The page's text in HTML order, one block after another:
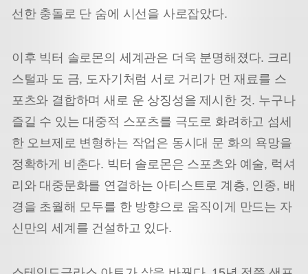
선한 충돌로 단 숨에 시선을 사로잡았다.
이후 빅터 솔로몬의 세계관은 더욱 분명해졌다. 크리
스털과 도 금, 도자기처럼 서로 거리가 먼 재료를 스
포츠와 결합하며 새로 운 상징성을 제시한 것. 누구나
즐길 수 있는 대중적 스포츠를 극도로 화려하고 섬세
한 오브제로 변형하는 작업은 동시대 문 화의 욕망을
정확하게 비춘다. 빅터 솔로몬은 스포츠와 예술, 럭셔
리와 대중문화를 연결하는 아티스트로 계층, 인종, 배
경을 초월해 모두를 한 방향으로 움직이게 만드는 자
신만의 세계를 건설하고 있다.